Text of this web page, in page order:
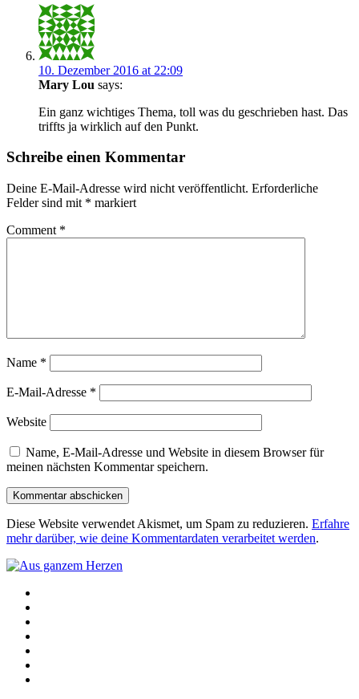
10. Dezember 2016 at 22:09
Mary Lou says:
Ein ganz wichtiges Thema, toll was du geschrieben hast. Das
triffts ja wirklich auf den Punkt.
Schreibe einen Kommentar
Deine E-Mail-Adresse wird nicht veröffentlicht. Erforderliche
Felder sind mit * markiert
Comment *
Name *
E-Mail-Adresse *
Website
Name, E-Mail-Adresse und Website in diesem Browser für
meinen nächsten Kommentar speichern.
Diese Website verwendet Akismet, um Spam zu reduzieren. Erfahre
mehr darüber, wie deine Kommentardaten verarbeitet werden.